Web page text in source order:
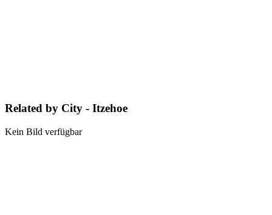
Related by City - Itzehoe
Kein Bild verfügbar